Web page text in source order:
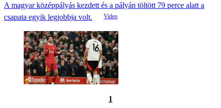
A magyar középpályás kezdett és a pályán töltött 79 perce alatt a
csapata egyik legjobbja volt.
1